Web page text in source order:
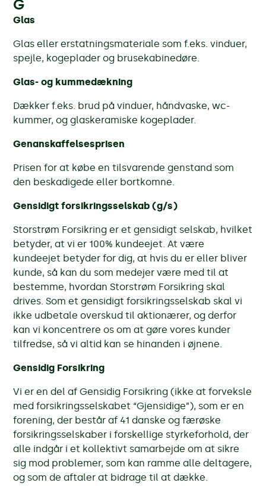
G
Glas
Glas eller erstatningsmateriale som f.eks. vinduer,
spejle, kogeplader og brusekabinedøre.
Glas- og kummedækning
Dækker f.eks. brud på vinduer, håndvaske, wc-
kummer, og glaskeramiske kogeplader.
Genanskaffelsesprisen
Prisen for at købe en tilsvarende genstand som
den beskadigede eller bortkomne.
Gensidigt forsikringsselskab (g/s)
Storstrøm Forsikring er et gensidigt selskab, hvilket
betyder, at vi er 100% kundeejet. At være
kundeejet betyder for dig, at hvis du er eller bliver
kunde, så kan du som medejer være med til at
bestemme, hvordan Storstrøm Forsikring skal
drives. Som et gensidigt forsikringsselskab skal vi
ikke udbetale overskud til aktionærer, og derfor
kan vi koncentrere os om at gøre vores kunder
tilfredse, så vi altid kan se hinanden i øjnene.
Gensidig Forsikring
Vi er en del af Gensidig Forsikring (ikke at forveksle
med forsikringsselskabet “Gjensidige”), som er en
forening, der består af 41 danske og færøske
forsikringsselskaber i forskellige styrkeforhold, der
alle indgår i et kollektivt samarbejde om at sikre
sig mod problemer, som kan ramme alle deltagere,
og som de aftaler at bidrage til at dække.